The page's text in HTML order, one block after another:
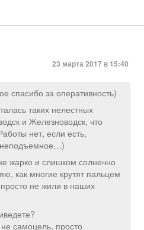
23 марта 2017 в 15:40
спасибо за оперативность)
таких нелестных
и Железноводск, что
нет, если есть,
неподъемное…)
жарко и слишком солнечно
как многие крутят пальцем
не жили в наших
самоцель, просто